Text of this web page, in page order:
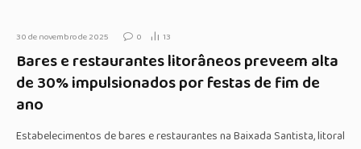
30 de novembro de 2025 0 13
Bares e restaurantes litorâneos preveem alta
de 30% impulsionados por festas de fim de
ano
Estabelecimentos de bares e restaurantes na Baixada Santista, litoral